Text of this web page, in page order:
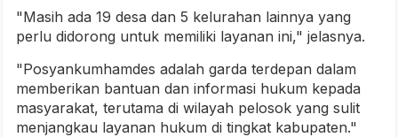
"Masih ada 19 desa dan 5 kelurahan lainnya yang
perlu didorong untuk memiliki layanan ini," jelasnya.
"Posyankumhamdes adalah garda terdepan dalam
memberikan bantuan dan informasi hukum kepada
masyarakat, terutama di wilayah pelosok yang sulit
menjangkau layanan hukum di tingkat kabupaten."